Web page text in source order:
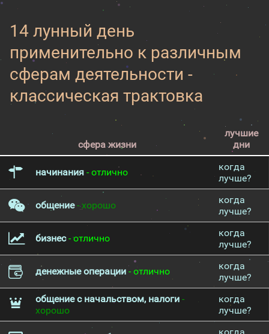
14 лунный день
применительно к различным
сферам деятельности -
классическая трактовка
сфера жизни
лучшие
дни
начинания - отлично
когда
лучше?
общение- хорошо
когда
лучше?
бизнес- отлично
когда
лучше?
денежные операции - отлично
когда
лучше?
общение с начальством, налоги -
хорошо
когда
лучше?